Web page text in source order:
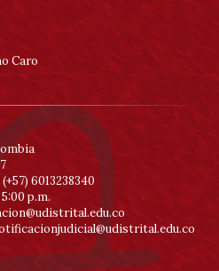
Caro
6013238340
p.m.